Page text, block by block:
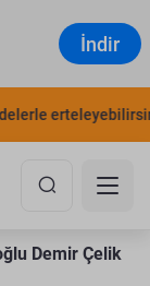
İndir
Demir Çelik